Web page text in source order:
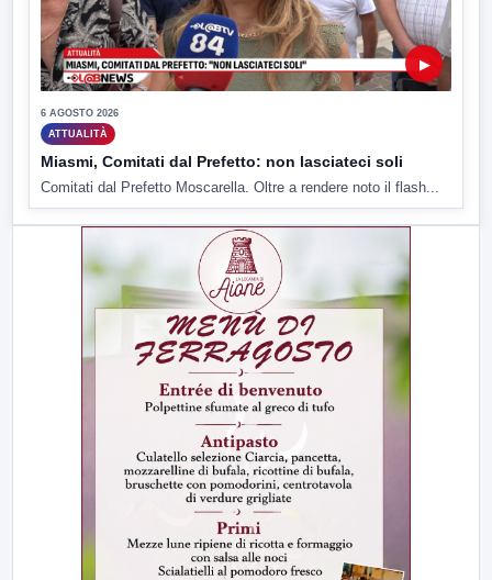
▶
6 AGOSTO 2026
ATTUALITÀ
Miasmi, Comitati dal Prefetto: non lasciateci soli
Comitati dal Prefetto Moscarella. Oltre a rendere noto il flash...